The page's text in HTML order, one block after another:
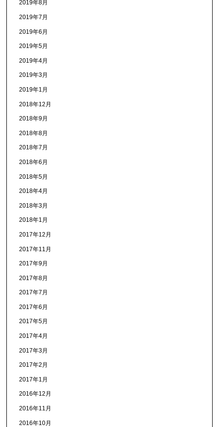
2019年8月
2019年7月
2019年6月
2019年5月
2019年4月
2019年3月
2019年1月
2018年12月
2018年9月
2018年8月
2018年7月
2018年6月
2018年5月
2018年4月
2018年3月
2018年1月
2017年12月
2017年11月
2017年9月
2017年8月
2017年7月
2017年6月
2017年5月
2017年4月
2017年3月
2017年2月
2017年1月
2016年12月
2016年11月
2016年10月